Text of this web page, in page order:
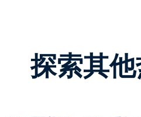
探索其